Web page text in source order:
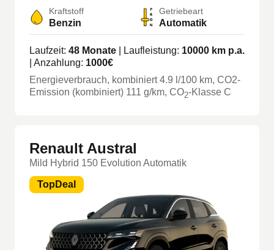
Kraftstoff
Benzin
Getriebeart
Automatik
Laufzeit: 48 Monate | Laufleistung: 10000 km p.a.
| Anzahlung: 1000€
Energieverbrauch, kombiniert4.9 l/100 km, CO2-
Emission (kombiniert) 111 g/km, CO2-Klasse C
Renault Austral
Mild Hybrid 150 Evolution Automatik
TopDeal